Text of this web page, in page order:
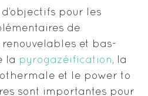
d’objectifs pour les
de
et bas-
la pyrogazéification, la
et le power to
sont importantes pour